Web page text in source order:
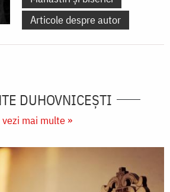
Articole despre autor
DUHOVNICEȘTI
vezi mai multe »